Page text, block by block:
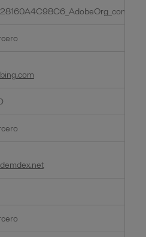
bing.com
demdex.net